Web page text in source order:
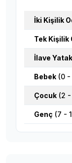
İki Kişilik
Tek Kişilik
İlave Yatak
Bebek (0 -
Çocuk (2 -
Genç (7 -